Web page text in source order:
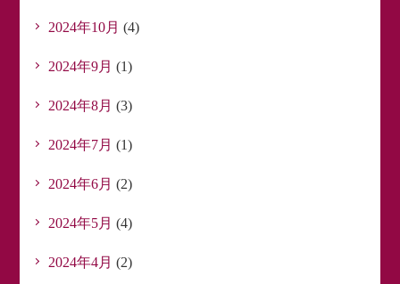
2024年10月 (4)
2024年9月 (1)
2024年8月 (3)
2024年7月 (1)
2024年6月 (2)
2024年5月 (4)
2024年4月 (2)